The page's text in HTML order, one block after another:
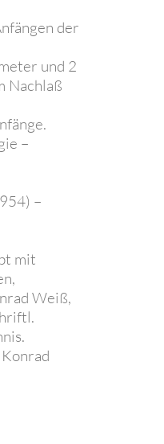
der
und 2
Nachlaß
–
–
mit
Weiß,